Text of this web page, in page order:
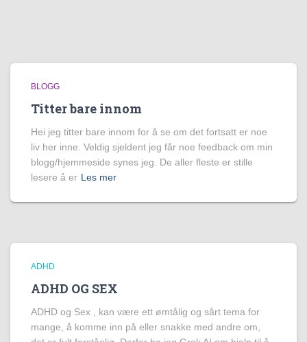
BLOGG
Titter bare innom
Hei jeg titter bare innom for å se om det fortsatt er noe
liv her inne. Veldig sjeldent jeg får noe feedback om min
blogg/hjemmeside synes jeg. De aller fleste er stille
lesere å er Les mer
ADHD
ADHD OG SEX
ADHD og Sex , kan være ett ømtålig og sårt tema for
mange, å komme inn på eller snakke med andre om,